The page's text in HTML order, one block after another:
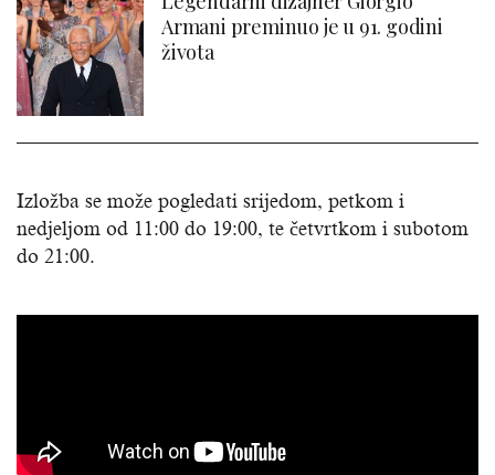
Armani preminuo je u 91. godini
života
Izložba se može pogledati srijedom, petkom i
nedjeljom od 11:00 do 19:00, te četvrtkom i subotom
do 21:00.